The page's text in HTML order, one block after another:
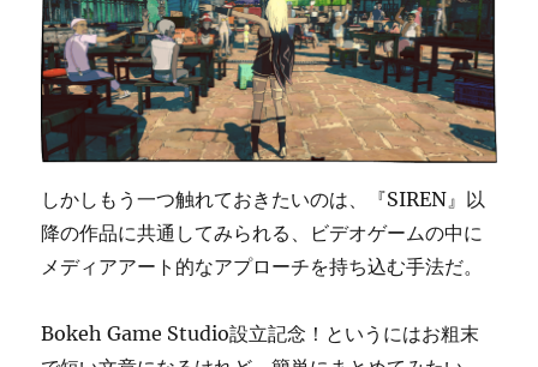
しかしもう一つ触れておきたいのは、『SIREN』以
降の作品に共通してみられる、ビデオゲームの中に
メディアアート的なアプローチを持ち込む手法だ。
Bokeh Game Studio設立記念！というにはお粗末